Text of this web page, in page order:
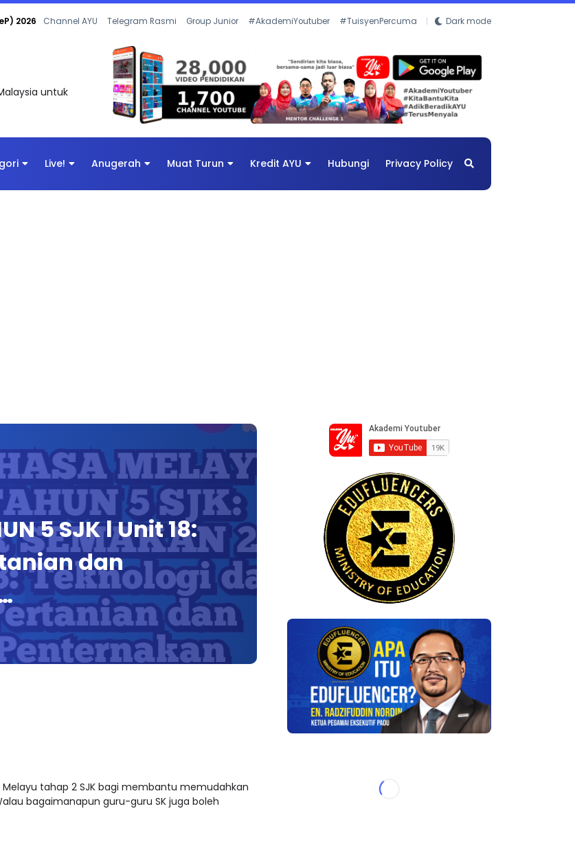
2026 Channel AYU Telegram Rasmi Group Junior #AkademiYoutuber #TuisyenPercuma Dark mode
untuk
Live! Anugerah Muat Turun Kredit AYU Hubungi Privacy Policy
5 SJK l Unit 18:
dan
tahap 2 SJK bagi membantu memudahkan
bagaimanapun guru-guru SK juga boleh